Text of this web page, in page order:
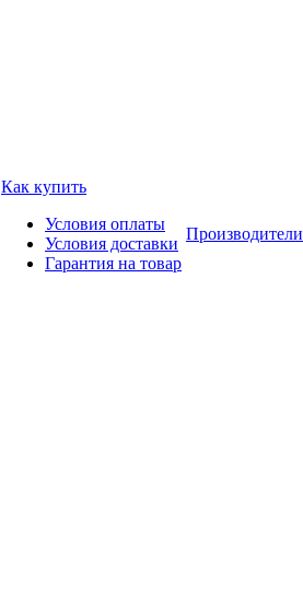
Как купить
Условия оплаты
Условия доставки
Гарантия на товар
Производители